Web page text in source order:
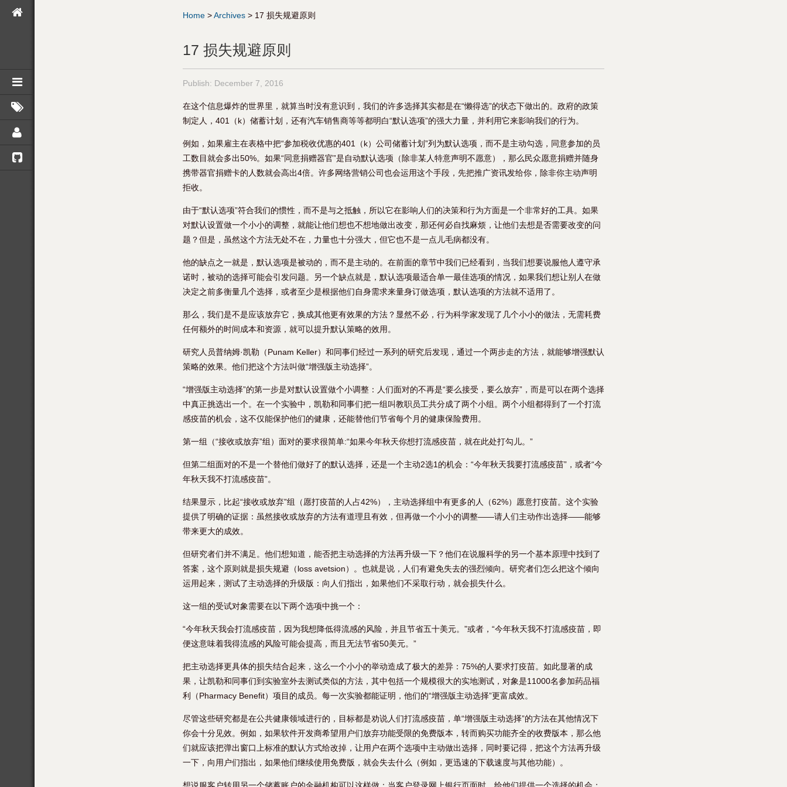
Home >Archives > 17 损失规避原则
17 损失规避原则
Publish: December 7, 2016
在这个信息爆炸的世界里，就算当时没有意识到，我们的许多选择其实都是在“懒得选”的状态下做出的。政府的政策
制定人，401（k）储蓄计划，还有汽车销售商等等都明白“默认选项”的强大力量，并利用它来影响我们的行为。
例如，如果雇主在表格中把“参加税收优惠的401（k）公司储蓄计划”列为默认选项，而不是主动勾选，同意参加的员
工数目就会多出50%。如果“同意捐赠器官”是自动默认选项（除非某人特意声明不愿意），那么民众愿意捐赠并随身
携带器官捐赠卡的人数就会高出4倍。许多网络营销公司也会运用这个手段，先把推广资讯发给你，除非你主动声明
拒收。
由于“默认选项”符合我们的惯性，而不是与之抵触，所以它在影响人们的决策和行为方面是一个非常好的工具。如果
对默认设置做一个小小的调整，就能让他们想也不想地做出改变，那还何必自找麻烦，让他们去想是否需要改变的问
题？但是，虽然这个方法无处不在，力量也十分强大，但它也不是一点儿毛病都没有。
他的缺点之一就是，默认选项是被动的，而不是主动的。在前面的章节中我们已经看到，当我们想要说服他人遵守承
诺时，被动的选择可能会引发问题。另一个缺点就是，默认选项最适合单一最佳选项的情况，如果我们想让别人在做
决定之前多衡量几个选择，或者至少是根据他们自身需求来量身订做选项，默认选项的方法就不适用了。
那么，我们是不是应该放弃它，换成其他更有效果的方法？显然不必，行为科学家发现了几个小小的做法，无需耗费
任何额外的时间成本和资源，就可以提升默认策略的效用。
研究人员普纳姆·凯勒（Punam Keller）和同事们经过一系列的研究后发现，通过一个两步走的方法，就能够增强默认
策略的效果。他们把这个方法叫做“增强版主动选择”。
“增强版主动选择”的第一步是对默认设置做个小调整：人们面对的不再是“要么接受，要么放弃”，而是可以在两个选择
中真正挑选出一个。在一个实验中，凯勒和同事们把一组叫教职员工共分成了两个小组。两个小组都得到了一个打流
感疫苗的机会，这不仅能保护他们的健康，还能替他们节省每个月的健康保险费用。
第一组（“接收或放弃”组）面对的要求很简单:“如果今年秋天你想打流感疫苗，就在此处打勾儿。”
但第二组面对的不是一个替他们做好了的默认选择，还是一个主动2选1的机会：“今年秋天我要打流感疫苗”，或者“今
年秋天我不打流感疫苗”。
结果显示，比起“接收或放弃”组（愿打疫苗的人占42%），主动选择组中有更多的人（62%）愿意打疫苗。这个实验
提供了明确的证据：虽然接收或放弃的方法有道理且有效，但再做一个小小的调整——请人们主动作出选择——能够
带来更大的成效。
但研究者们并不满足。他们想知道，能否把主动选择的方法再升级一下？他们在说服科学的另一个基本原理中找到了
答案，这个原则就是损失规避（loss avetsion）。也就是说，人们有避免失去的强烈倾向。研究者们怎么把这个倾向
运用起来，测试了主动选择的升级版：向人们指出，如果他们不采取行动，就会损失什么。
这一组的受试对象需要在以下两个选项中挑一个：
“今年秋天我会打流感疫苗，因为我想降低得流感的风险，并且节省五十美元。”或者，“今年秋天我不打流感疫苗，即
便这意味着我得流感的风险可能会提高，而且无法节省50美元。”
把主动选择更具体的损失结合起来，这么一个小小的举动造成了极大的差异：75%的人要求打疫苗。如此显著的成
果，让凯勒和同事们到实验室外去测试类似的方法，其中包括一个规模很大的实地测试，对象是11000名参加药品福
利（Pharmacy Benefit）项目的成员。每一次实验都能证明，他们的“增强版主动选择”更富成效。
尽管这些研究都是在公共健康领域进行的，目标都是劝说人们打流感疫苗，单“增强版主动选择”的方法在其他情况下
你会十分见效。例如，如果软件开发商希望用户们放弃功能受限的免费版本，转而购买功能齐全的收费版本，那么他
们就应该把弹出窗口上标准的默认方式给改掉，让用户在两个选项中主动做出选择，同时要记得，把这个方法再升级
一下，向用户们指出，如果他们继续使用免费版，就会失去什么（例如，更迅速的下载速度与其他功能）。